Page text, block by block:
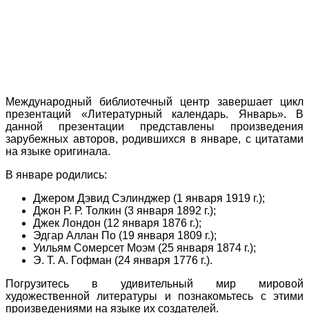
Международный библиотечный центр завершает цикл
презентаций «Литературный календарь. Январь». В
данной презентации представлены произведения
зарубежных авторов, родившихся в январе, с цитатами
на языке оригинала.
В январе родились:
Джером Дэвид Сэлинджер (1 января 1919 г.);
Джон Р. Р. Толкин (3 января 1892 г.);
Джек Лондон (12 января 1876 г.);
Эдгар Аллан По (19 января 1809 г.);
Уильям Сомерсет Моэм (25 января 1874 г.);
Э. Т. А. Гофман (24 января 1776 г.).
Погрузитесь в удивительный мир мировой
художественной литературы и познакомьтесь с этими
произведениями на языке их создателей.